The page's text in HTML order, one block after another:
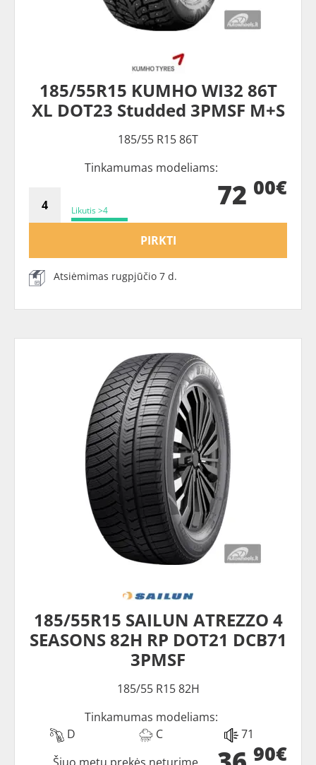
185/55R15 KUMHO WI32 86T
XL DOT23 Studded 3PMSF M+S
185/55 R15 86T
Tinkamumas modeliams:
Likutis >4 72 00€
PIRKTI
Atsiėmimas rugpjūčio 7 d.
185/55R15 SAILUN ATREZZO 4
SEASONS 82H RP DOT21 DCB71
3PMSF
185/55 R15 82H
Tinkamumas modeliams:
D
C 71
90€